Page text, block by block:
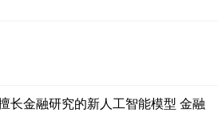
长金融研究的新人工智能模型 金融